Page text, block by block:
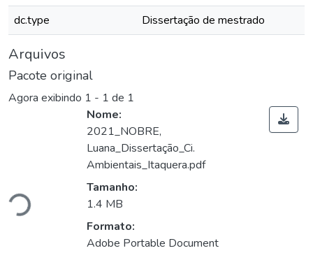
dc.type
Dissertação de mestrado
Arquivos
Pacote original
Agora exibindo 1 - 1 de 1
Nome:
2021_NOBRE,
Luana_Dissertação_Ci.
Ambientais_Itaquera.pdf
Tamanho:
1.4 MB
Formato:
Adobe Portable Document